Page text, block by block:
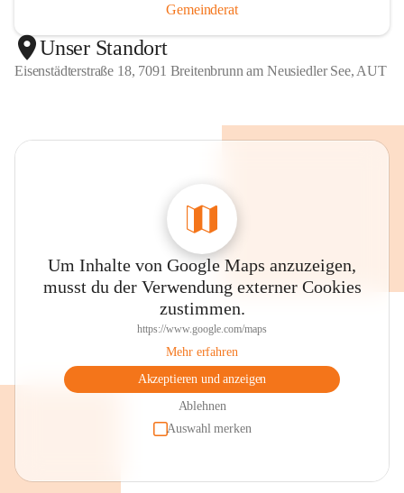
Gemeinderat
Unser Standort
Eisenstädterstraße 18, 7091 Breitenbrunn am Neusiedler See, AUT
Um Inhalte von Google Maps anzuzeigen,
musst du der Verwendung externer Cookies
zustimmen.
https://www.google.com/maps
Mehr erfahren
Akzeptieren und anzeigen
Ablehnen
Auswahl merken